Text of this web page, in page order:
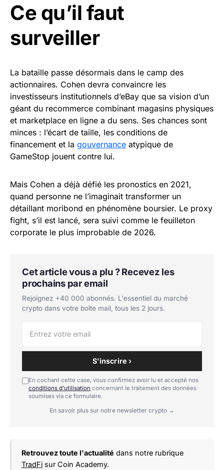
Ce qu’il faut
surveiller
La bataille passe désormais dans le camp des
actionnaires. Cohen devra convaincre les
investisseurs institutionnels d’eBay que sa vision d’un
géant du recommerce combinant magasins physiques
et marketplace en ligne a du sens. Ses chances sont
minces : l’écart de taille, les conditions de
financement et la gouvernance atypique de
GameStop jouent contre lui.
Mais Cohen a déjà défié les pronostics en 2021,
quand personne ne l’imaginait transformer un
détaillant moribond en phénomène boursier. Le proxy
fight, s’il est lancé, sera suivi comme le feuilleton
corporate le plus improbable de 2026.
Cet article vous a plu ? Recevez les
prochains par email
Rejoignez +40 000 abonnés. L'essentiel du marché
crypto dans votre boîte mail, tous les 2 jours.
S'inscrire ›
En cochant cette case, vous confirmez avoir lu et accepté nos
conditions d'utilisation concernant le traitement des données
soumises via ce formulaire.
En savoir plus sur notre newsletter crypto →
Retrouvez toute l'actualité dans notre rubrique
TradFi sur Coin Academy.